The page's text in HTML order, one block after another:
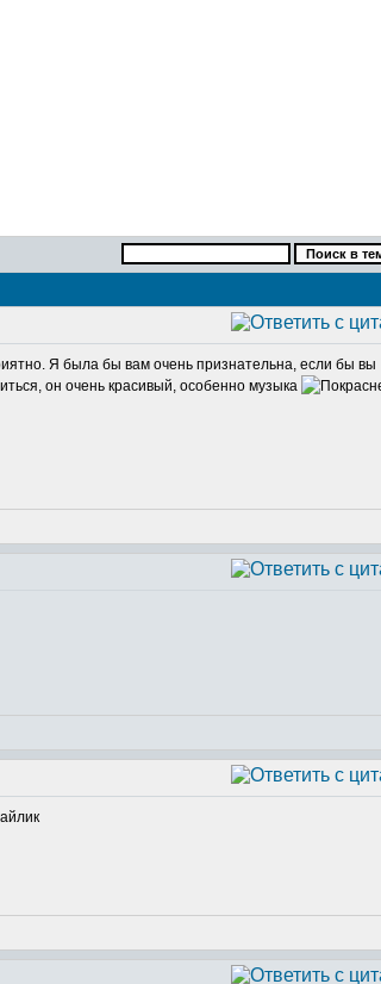
Я была бы вам очень признательна, если бы вы
он очень красивый, особенно музыка